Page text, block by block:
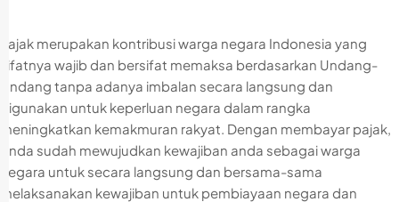
Pajak merupakan kontribusi warga negara Indonesia yang
sifatnya wajib dan bersifat memaksa berdasarkan Undang-
Undang tanpa adanya imbalan secara langsung dan
digunakan untuk keperluan negara dalam rangka
meningkatkan kemakmuran rakyat. Dengan membayar pajak,
Anda sudah mewujudkan kewajiban anda sebagai warga
negara untuk secara langsung dan bersama-sama
melaksanakan kewajiban untuk pembiayaan negara dan